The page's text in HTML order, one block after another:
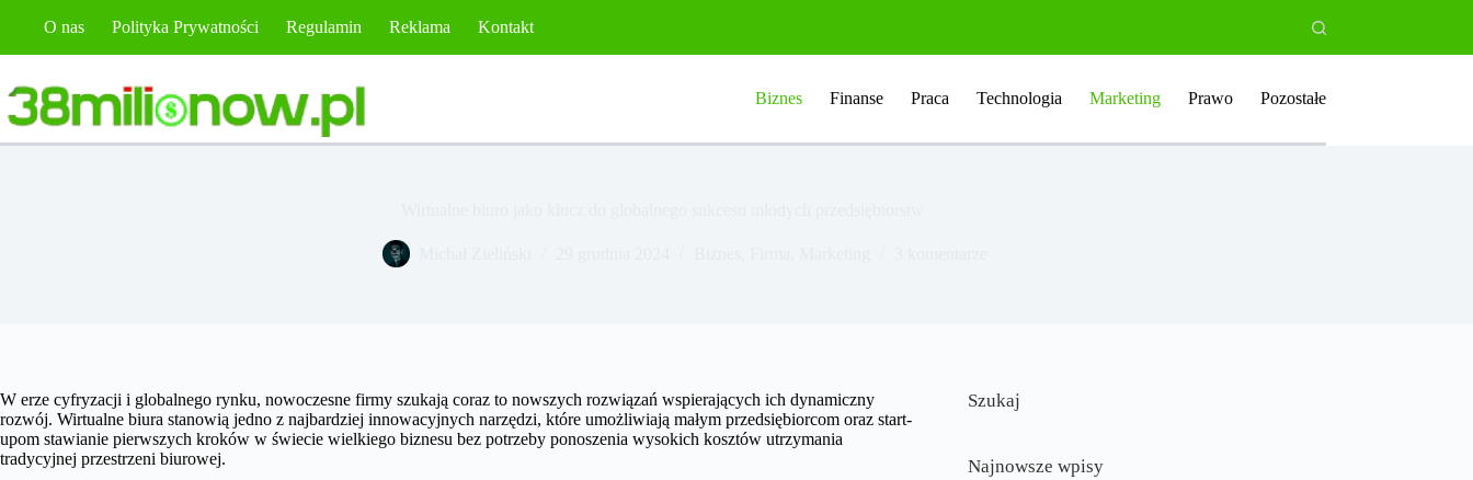
O nas Polityka Prywatności Regulamin Reklama Kontakt
Biznes Finanse Praca Technologia Marketing Prawo Pozostałe
W erze cyfryzacji i globalnego rynku, nowoczesne firmy szukają coraz to nowszych rozwiązań wspierających ich dynamiczny
rozwój. Wirtualne biura stanowią jedno z najbardziej innowacyjnych narzędzi, które umożliwiają małym przedsiębiorcom oraz start-
upom stawianie pierwszych kroków w świecie wielkiego biznesu bez potrzeby ponoszenia wysokich kosztów utrzymania
tradycyjnej przestrzeni biurowej.
Szukaj
Najnowsze wpisy